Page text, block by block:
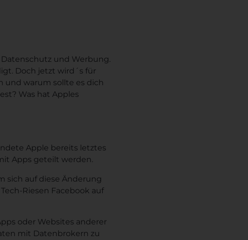
und Werbung.
Doch jetzt wird´s für
und warum sollte es dich
Was hat Apples
Apple bereits letztes
Apps geteilt werden.
sich auf diese Änderung
Riesen Facebook auf
oder Websites anderer
mit Datenbrokern zu